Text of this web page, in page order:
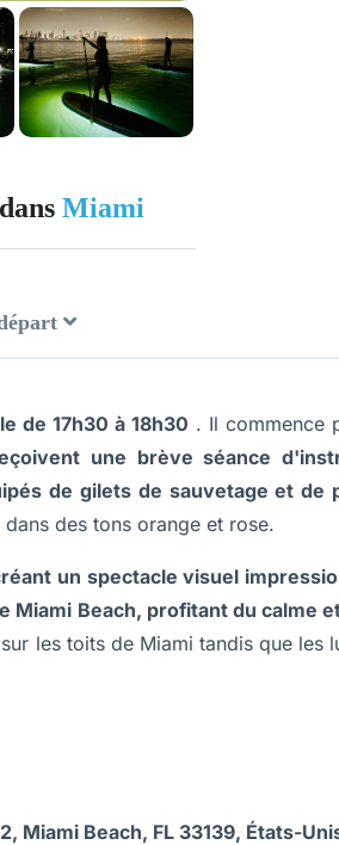
Miami
de 17h30 à 18h30 . Il commence
une brève séance
de gilets de sauvetage et de
des tons orange et rose.
un spectacle visuel
Miami Beach, profitant du calme
les toits de Miami tandis que les
Miami Beach, FL 33139, États-